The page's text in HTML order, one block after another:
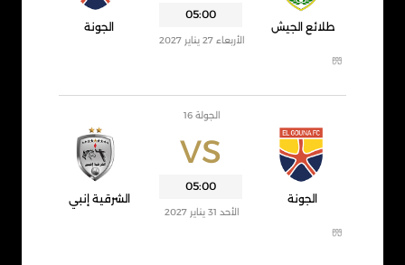
طلائع الجيش
05:00
الأربعاء 27 يناير 2027
الجونة
VS
الجونة
05:00
الجولة 16
الأحد 31 يناير 2027
الشرقية إنبي